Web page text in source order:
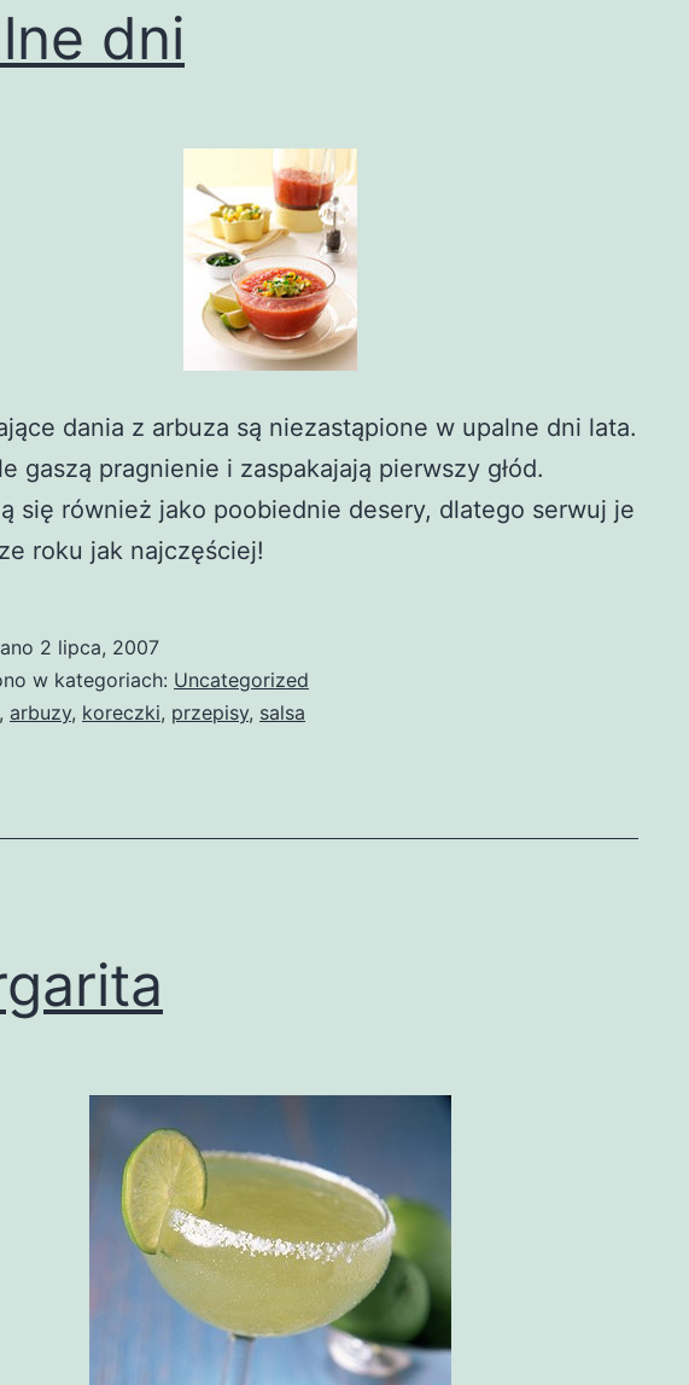
dni
dania z arbuza są niezastąpione w upalne dni lata.
gaszą pragnienie i zaspakajają pierwszy głód.
się również jako poobiednie desery, dlatego serwuj je
roku jak najczęściej!
2 lipca, 2007
w kategoriach: Uncategorized
, arbuzy, koreczki, przepisy, salsa